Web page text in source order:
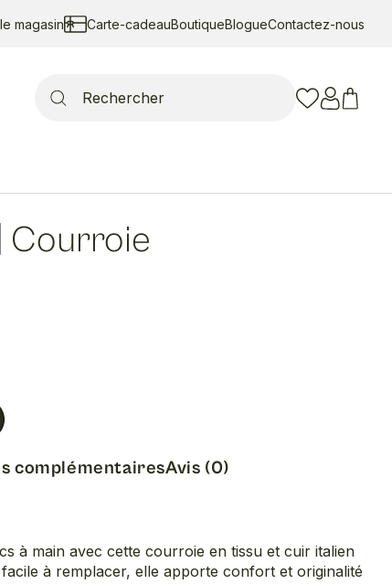
magasin Carte-cadeauBoutiqueBlogueContactez-nous
for:
Courroie
complémentairesAvis (0)
à main avec cette courroie en tissu et cuir italien
à remplacer, elle apporte confort et originalité